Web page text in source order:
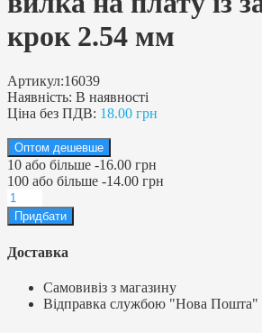
крок 2.54 мм
Артикул:16039
Наявність: В наявності
Ціна без ПДВ: 18.00 грн
Оптом дешевше
10 або більше -16.00 грн
100 або більше -14.00 грн
Доставка
Самовивіз з магазину
Відправка службою "Нова Пошта"